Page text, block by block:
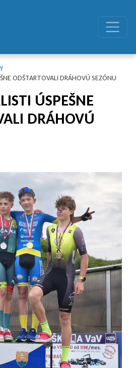
ODŠTARTOVALI DRÁHOVÚ SEZÓNU
ÚSPEŠNE
DRÁHOVÚ